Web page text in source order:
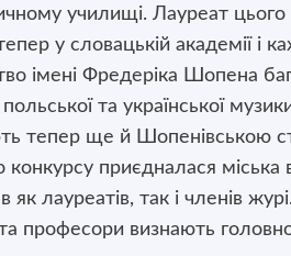
училищі. Лауреат цього
у словацькій академії і
імені Фредеріка Шопена
та української
тепер ще й Шопенівською
конкурсу приєдналася міська
лауреатів, так і членів
професори визнають